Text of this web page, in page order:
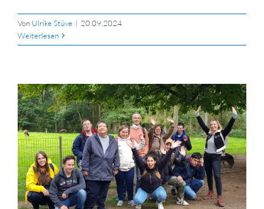
Von Ulrike Stüve | 20.09.2024
Weiterlesen